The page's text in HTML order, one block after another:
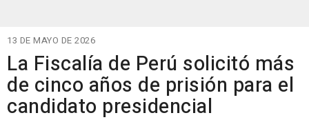
13 DE MAYO DE 2026
La Fiscalía de Perú solicitó más
de cinco años de prisión para el
candidato presidencial